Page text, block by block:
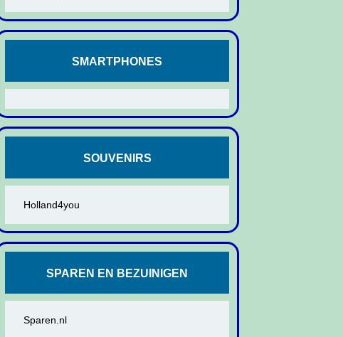
SMARTPHONES
SOUVENIRS
Holland4you
SPAREN EN BEZUINIGEN
Sparen.nl